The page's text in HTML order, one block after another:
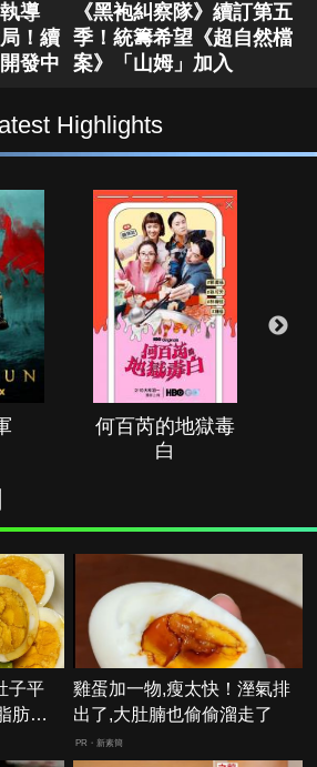
導
！續
發中
《黑袍糾察隊》續訂第五
季！統籌希望《超自然檔
案》「山姆」加入
Highlights
何百芮的地獄毒
白
子平
肪沒
雞蛋加一物,瘦太快！溼氣排
出了,大肚腩也偷偷溜走了
PR・新素簡